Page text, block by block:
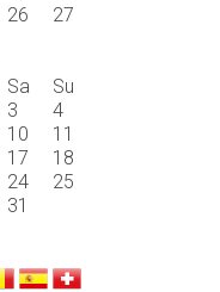
26
27
Sa
Su
3
4
10
11
17
18
24
25
31